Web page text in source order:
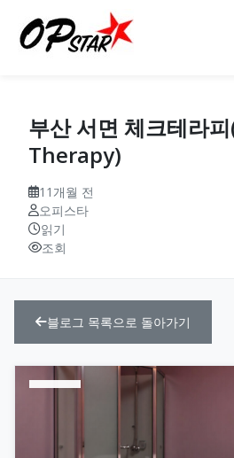
오피
역삼오피(역삼op)
선릉오피(선릉op)
인천오피(인천op)
부천오피(부천op)
구미오피(구미op)
오피사이트
오피(OP)
오피 모음
오피사이트 순위
오피 정보
마사지
안마
건마
블로그
문의
부산 서면 체크테라
Therapy)
11개월 전
오피스타
읽기
조회
블로그 목록으로 돌아가기